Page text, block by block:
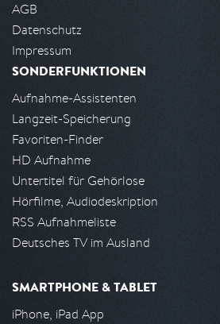
AGB
Datenschutz
Impressum
SONDERFUNKTIONEN
Aufnahme-Assistenten
Langzeit-Speicherung
Favoriten-Finder
HD Aufnahme
Untertitel für Gehörlose
Hörfilme, Audiodeskription
RSS Aufnahmeliste
Deutsches TV im Ausland
SMARTPHONE & TABLET
iPhone, iPad App